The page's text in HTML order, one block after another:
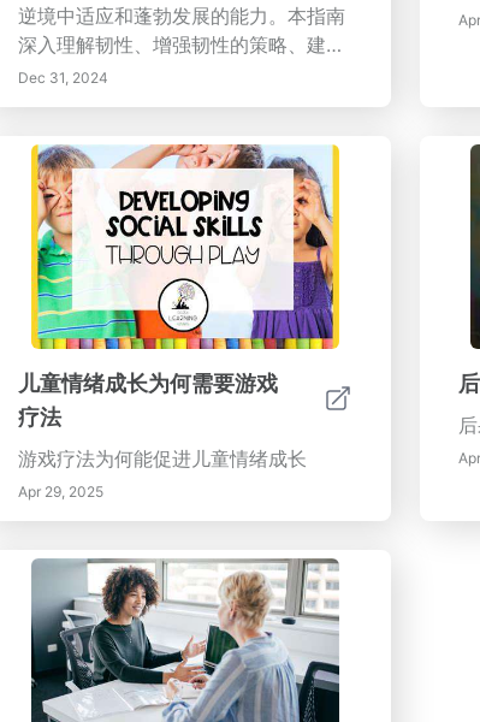
逆境中适应和蓬勃发展的能力。本指南
深入理解韧性、增强韧性的策略、建立
强大关系的实践步骤、自我关怀技巧，
以及保持韧性心态的重要性。关键主题
义及其对心理健康的影响。- 增强策
略：发现培养强大支持网络、练习正念
和设定现实目标等技术。- 建立关系：
理解强大的社会联系在促进韧性中的重
要作用。- 自我关怀实践：实施有效策
略以培养你的心理、情感和身体健
康。- 成长心态：将挑战视为成长机
处：- 改善情绪调节和压力管理。- 提
升整体福祉和积极的生活态度。- 更有
效地应对生活的复杂性。通过将这些原
更强的能力来应对挫折并在挑战中成
以由任何人培养的技能。
Dec 31, 2024
儿童情绪成长为何需要游戏
疗法
游戏疗法为何能促进儿童情绪成长
Apr 29, 2025